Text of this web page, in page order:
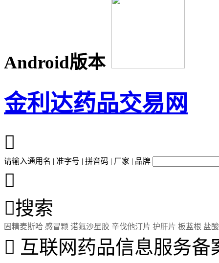
Android版本
金利达药品交易网

请输入通用名 | 准字号 | 拼音码 | 厂家 | 品牌

搜索
固精麦斯哈 感冒颗 诺氟沙星胶 辛伐他汀片 护肝片 板蓝根 盐
 互联网药品信息服务备